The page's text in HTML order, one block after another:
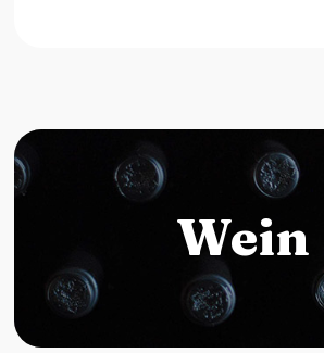
Wein